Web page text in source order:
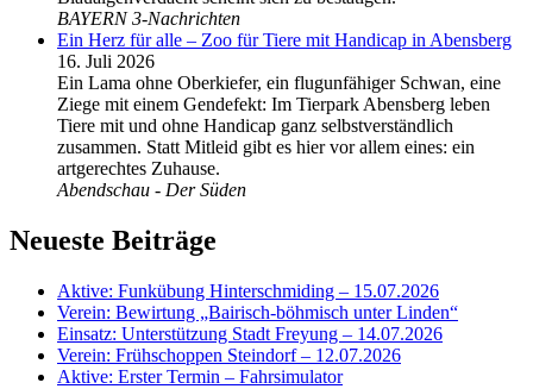
BAYERN 3-Nachrichten
Ein Herz für alle – Zoo für Tiere mit Handicap in Abensberg
16. Juli 2026
Ein Lama ohne Oberkiefer, ein flugunfähiger Schwan, eine
Ziege mit einem Gendefekt: Im Tierpark Abensberg leben
Tiere mit und ohne Handicap ganz selbstverständlich
zusammen. Statt Mitleid gibt es hier vor allem eines: ein
artgerechtes Zuhause.
Abendschau - Der Süden
Neueste Beiträge
Aktive: Funkübung Hinterschmiding – 15.07.2026
Verein: Bewirtung „Bairisch-böhmisch unter Linden“
Einsatz: Unterstützung Stadt Freyung – 14.07.2026
Verein: Frühschoppen Steindorf – 12.07.2026
Aktive: Erster Termin – Fahrsimulator